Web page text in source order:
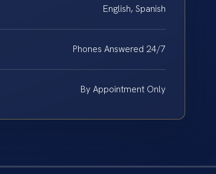
English, Spanish
Phones Answered 24/7
By Appointment Only